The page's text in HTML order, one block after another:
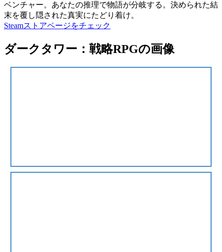
ベンチャー。あなたの推理で物語が分岐する。決められた結
末を覆し隠された真実にたどり着け。
Steamストアページをチェック
ダークタワー：戦略RPGの画像